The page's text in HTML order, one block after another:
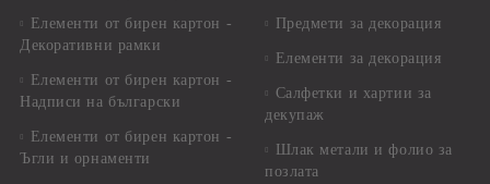
Елементи от бирен картон -
Декоративни рамки
Елементи от бирен картон -
Надписи на български
Елементи от бирен картон -
Ъгли и орнаменти
Предмети за декорация
Елементи за декорация
Салфетки и хартии за
декупаж
Шлак метали и фолио за
позлата